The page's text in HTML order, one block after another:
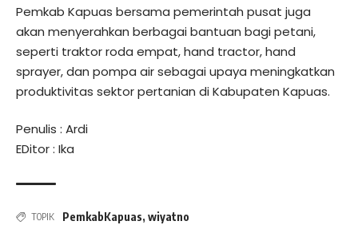
Pemkab Kapuas bersama pemerintah pusat juga
akan menyerahkan berbagai bantuan bagi petani,
seperti traktor roda empat, hand tractor, hand
sprayer, dan pompa air sebagai upaya meningkatkan
produktivitas sektor pertanian di Kabupaten Kapuas.
Penulis : Ardi
EDitor : Ika
TOPIK PemkabKapuas, wiyatno